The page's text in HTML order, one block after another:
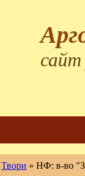
сайт
Твори » НФ: в-во